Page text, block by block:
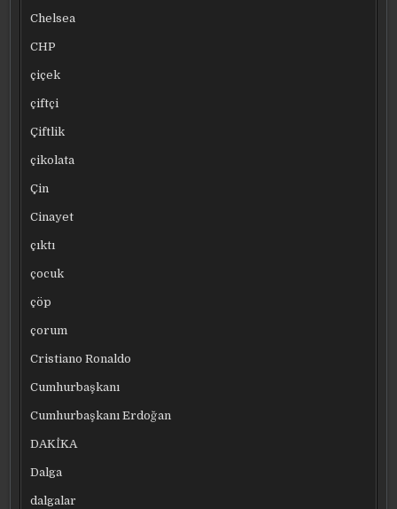
Chelsea
CHP
çiçek
çiftçi
Çiftlik
çikolata
Çin
Cinayet
çıktı
çocuk
çöp
çorum
Cristiano Ronaldo
Cumhurbaşkanı
Cumhurbaşkanı Erdoğan
DAKİKA
Dalga
dalgalar